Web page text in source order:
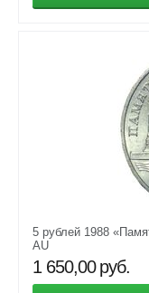
5 рублей 1988
AU
1 650,00 руб.